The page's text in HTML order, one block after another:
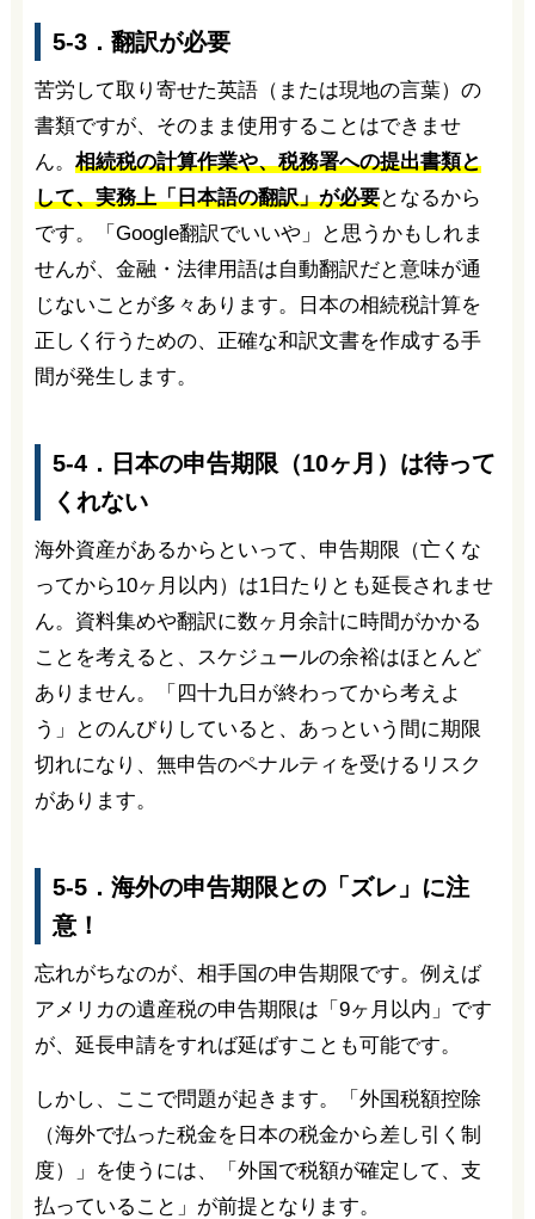
5-3．翻訳が必要
苦労して取り寄せた英語（または現地の言葉）の
書類ですが、そのまま使用することはできませ
ん。 相続税の計算作業や、税務署への提出書類と
して、実務上「日本語の翻訳」が必要となるから
です。「Google翻訳でいいや」と思うかもしれま
せんが、金融・法律用語は自動翻訳だと意味が通
じないことが多々あります。日本の相続税計算を
正しく行うための、正確な和訳文書を作成する手
間が発生します。
5-4．日本の申告期限（10ヶ月）は待って
くれない
海外資産があるからといって、申告期限（亡くな
ってから10ヶ月以内）は1日たりとも延長されませ
ん。資料集めや翻訳に数ヶ月余計に時間がかかる
ことを考えると、スケジュールの余裕はほとんど
ありません。「四十九日が終わってから考えよ
う」とのんびりしていると、あっという間に期限
切れになり、無申告のペナルティを受けるリスク
があります。
5-5．海外の申告期限との「ズレ」に注
意！
忘れがちなのが、相手国の申告期限です。例えば
アメリカの遺産税の申告期限は「9ヶ月以内」です
が、延長申請をすれば延ばすことも可能です。
しかし、ここで問題が起きます。「外国税額控除
（海外で払った税金を日本の税金から差し引く制
度）」を使うには、「外国で税額が確定して、支
払っていること」が前提となります。